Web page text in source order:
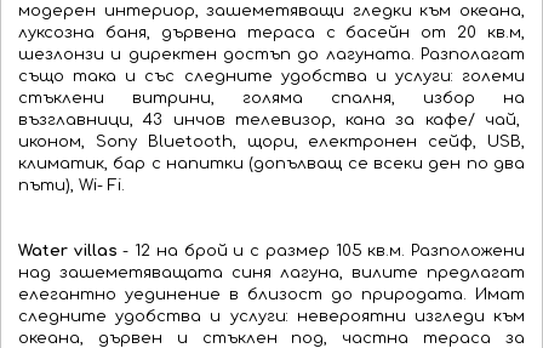
модерен интериор, зашеметяващи гледки към океана,
луксозна баня, дървена тераса с басейн от 20 кв.м,
шезлонзи и директен достъп до лагуната. Разполагат
също така и със следните удобства и услуги: големи
стъклени витрини, голяма спалня, избор на
възглавници, 43 инчов телевизор, кана за кафе/ чай,
иконом, Sony Bluetooth, щори, електронен сейф, USB,
климатик, бар с напитки (допълващ се всеки ден по два
пъти), Wi- Fi.
Water villas- 12 на брой и с размер 105 кв.м. Разположени
над зашеметяващата синя лагуна, вилите предлагат
елегантно уединение в близост до природата. Имат
следните удобства и услуги: невероятни изгледи към
океана, дървен и стъклен под, частна тераса за